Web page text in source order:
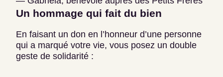
Un hommage qui fait du bien
En faisant un don en l’honneur d’une personne
qui a marqué votre vie, vous posez un double
geste de solidarité :